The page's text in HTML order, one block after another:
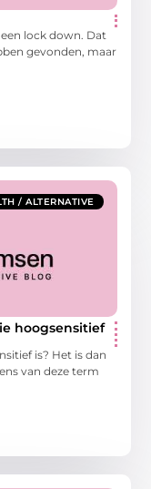
lock down. Dat
gevonden, maar
/ ALTERNATIVE
hoogsensitief
is? Het is dan
van deze term